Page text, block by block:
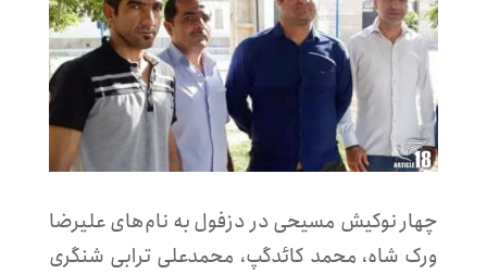
چهار نوکیش مسیحی در دزفول به نام‌های علیرضا
ورک شاه، محمد کائدگپ، محمدعلی ترابی شنگری